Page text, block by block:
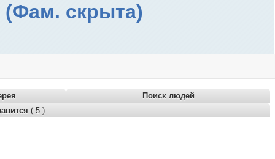
(Фам. скрыта)
Поиск людей
( 5 )